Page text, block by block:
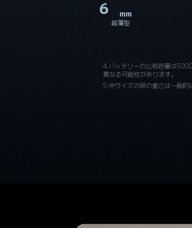
6 mm
超薄型
4.バッテリーの公称容量は
異なる可能性があります。
5.中サイズの卵の重さは一般